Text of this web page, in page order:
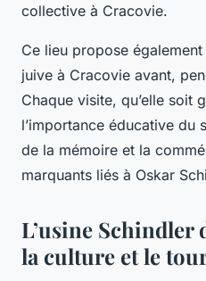
collective à Cracovie.
Ce lieu propose
juive à Cracovie avant,
Chaque visite, qu’elle soit
l’importance éducative du
de la mémoire et la
marquants liés à Oskar
L’usine Schindler
la culture et le